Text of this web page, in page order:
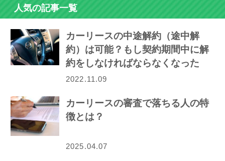
人気の記事一覧
カーリースの中途解約（途中解
約）は可能？もし契約期間中に解
約をしなければならなくなった
ら…
2022.11.09
カーリースの審査で落ちる人の特
徴とは？
2025.04.07